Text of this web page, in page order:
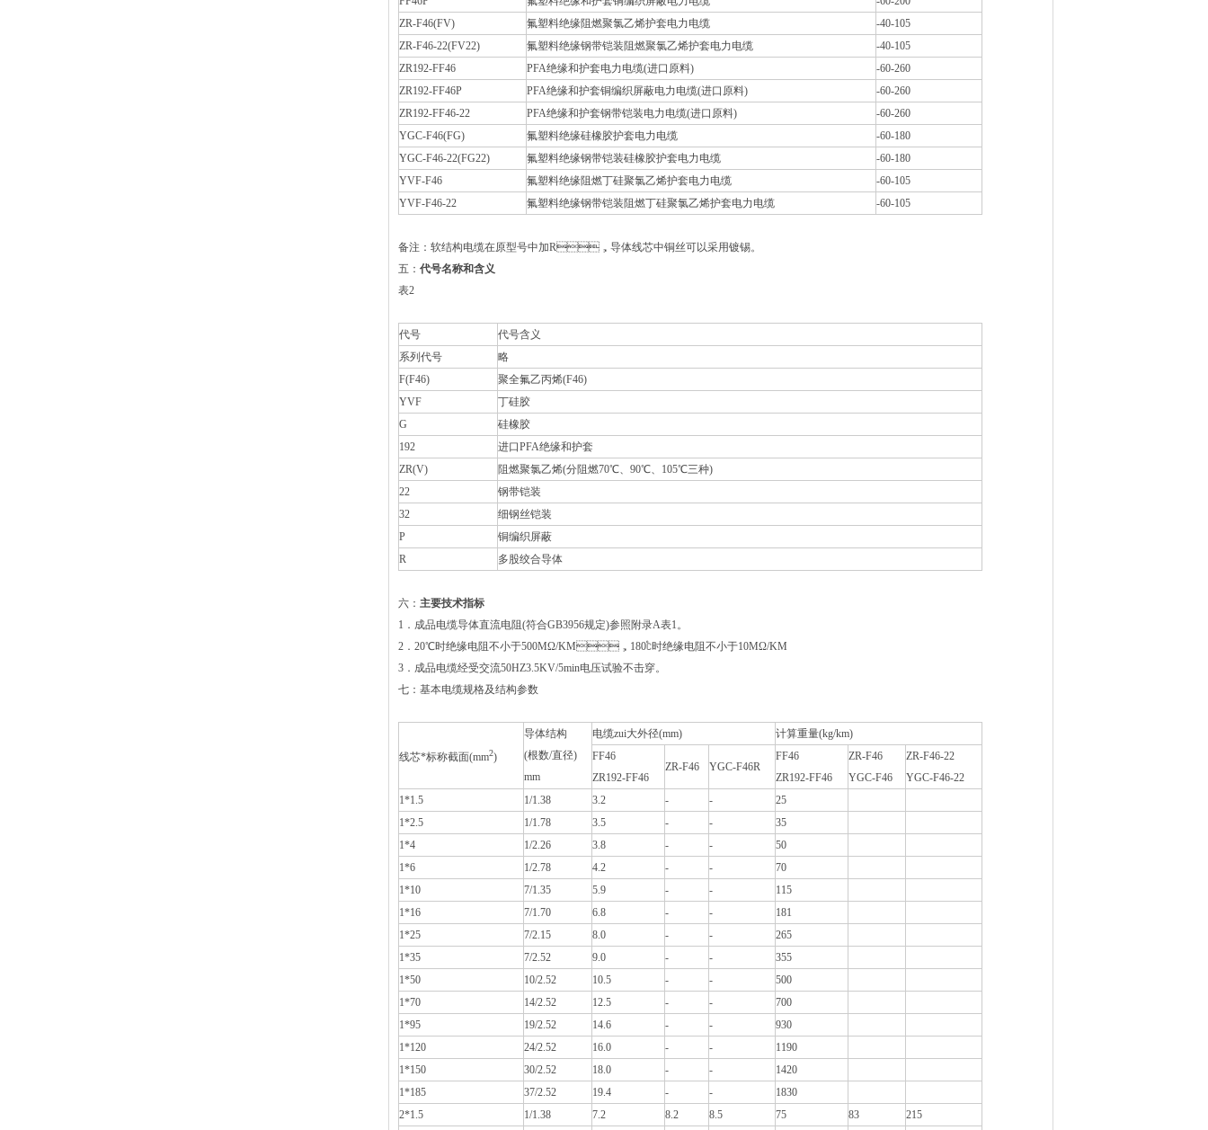
ZR-F46(FV)
氟塑料绝缘阻燃聚氯乙烯护套电力电缆
-40-105
ZR-F46-22(FV22)
氟塑料绝缘钢带铠装阻燃聚氯乙烯护套电力电缆
-40-105
ZR192-FF46
PFA绝缘和护套电力电缆(进口原料)
-60-260
ZR192-FF46P
PFA绝缘和护套铜编织屏蔽电力电缆(进口原料)
-60-260
ZR192-FF46-22
PFA绝缘和护套钢带铠装电力电缆(进口原料)
-60-260
YGC-F46(FG)
氟塑料绝缘硅橡胶护套电力电缆
-60-180
YGC-F46-22(FG22)
氟塑料绝缘钢带铠装硅橡胶护套电力电缆
-60-180
YVF-F46
氟塑料绝缘阻燃丁硅聚氯乙烯护套电力电缆
-60-105
YVF-F46-22
氟塑料绝缘钢带铠装阻燃丁硅聚氯乙烯护套电力电缆 -60-105
备注：软结构电缆在原型号中加R，导体线芯中铜丝可以采用镀锡。
五： 代号名称和含义
表2
代号
代号含义
系列代号
略
F(F46)
聚全氟乙丙烯(F46)
YVF
丁硅胶
G
硅橡胶
192
进口PFA绝缘和护套
ZR(V)
阻燃聚氯乙烯(分阻燃70℃、90℃、105℃三种)
22
钢带铠装
32
细钢丝铠装
P
铜编织屏蔽
R
多股绞合导体
六： 主要技术指标
1．成品电缆导体直流电阻(符合GB3956规定)参照附录A表1。
2．20℃时绝缘电阻不小于500MΩ/KM，180℃时绝缘电阻不小于10MΩ/KM
3．成品电缆经受交流50HZ3.5KV/5min电压试验不击穿。
七：基本电缆规格及结构参数
线芯*标称截面(mm2)
导体结构
(根数/直径)
mm
电缆zui大外径(mm)
计算重量(kg/km)
FF46
ZR192-FF46
ZR-F46 YGC-F46R
FF46
ZR192-FF46
ZR-F46
YGC-F46
ZR-F46-22
YGC-F46-22
1*1.5
1/1.38 3.2 - -
25
1*2.5
1/1.78 3.5 - -
35
1*4
1/2.26 3.8 - -
50
1*6
1/2.78 4.2 - -
70
1*10
7/1.35 5.9 - -
115
1*16
7/1.70 6.8 - -
181
1*25
7/2.15 8.0 - -
265
1*35
7/2.52 9.0 - -
355
1*50
10/2.52 10.5 - -
500
1*70
14/2.52 12.5 - -
700
1*95
19/2.52 14.6 - -
930
1*120
24/2.52 16.0 - -
1190
1*150
30/2.52 18.0 - -
1420
1*185
37/2.52 19.4 - -
1830
2*1.5
1/1.38 7.2 8.2 8.5 75 83
215